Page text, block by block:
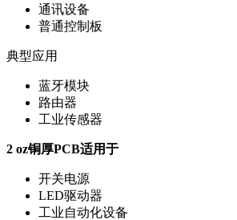
通讯设备
普通控制板
典型应用
蓝牙模块
路由器
工业传感器
2 oz铜厚PCB适用于
开关电源
LED驱动器
工业自动化设备